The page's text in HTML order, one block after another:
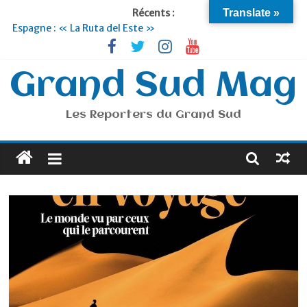
Récents :
Espagne : « La Ruta del Este »
Lyon : « Cirque Imagine »… Retour le 19 Septembre !
Briançon et la Vallée de Serre Chevalier : Le virage vert au
sommet
Je suis en Voyage
Portugal : « Tout l’Alentejo à pied »
Grand Sud Mag
Les Reporters du Grand Sud
Translate »